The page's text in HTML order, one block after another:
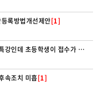
록방법개선제안[1]
데 초등학생이 접수가 안된다?!
속조치 미흡[1]